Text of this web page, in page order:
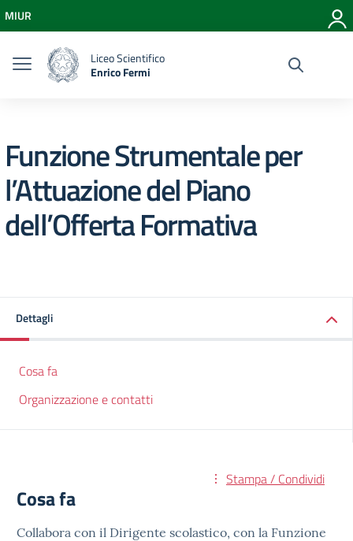
Vai al menu di navigazione
Vai al footer
MIUR
Liceo Scientifico
Enrico Fermi
Funzione Strumentale per
l’Attuazione del Piano
dell’Offerta Formativa
Dettagli
Cosa fa
Organizzazione e contatti
Stampa / Condividi
Cosa fa
Collabora con il Dirigente scolastico, con la Funzione